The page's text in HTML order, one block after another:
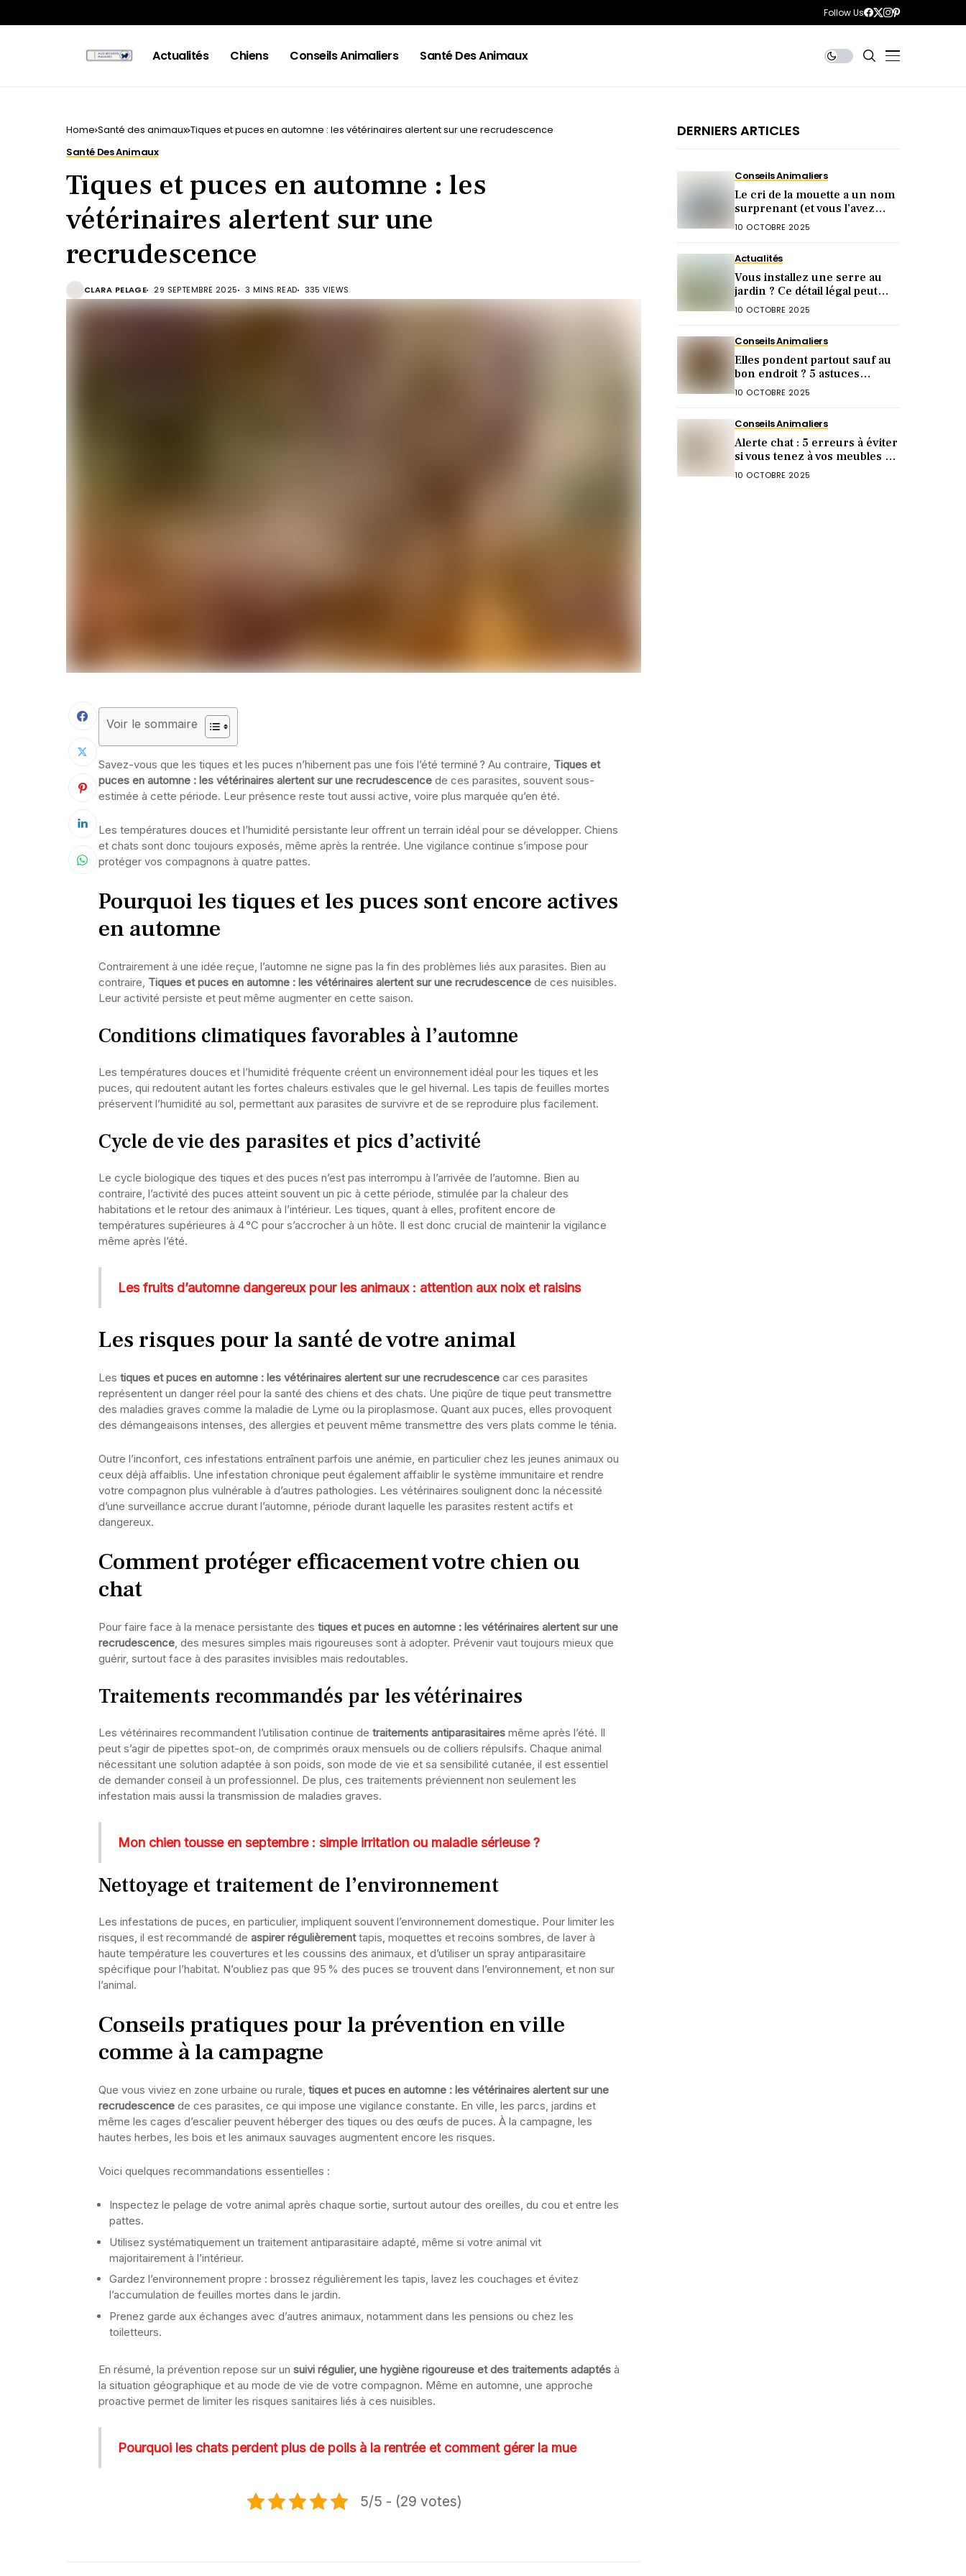
Follow Us
Actualités Chiens Conseils Animaliers Santé Des Animaux
Home Santé des animaux Tiques et puces en automne : les vétérinaires alertent sur une recrudescence
Santé Des Animaux
Tiques et puces en automne : les
vétérinaires alertent sur une
recrudescence
CLARA PELAGE 29 SEPTEMBRE 2025 3 MINS READ 335 VIEWS
Voir le sommaire
Savez-vous que les tiques et les puces n’hibernent pas une fois l’été terminé ? Au contraire, Tiques et
puces en automne : les vétérinaires alertent sur une recrudescence de ces parasites, souvent sous-
estimée à cette période. Leur présence reste tout aussi active, voire plus marquée qu’en été.
Les températures douces et l’humidité persistante leur offrent un terrain idéal pour se développer. Chiens
et chats sont donc toujours exposés, même après la rentrée. Une vigilance continue s’impose pour
protéger vos compagnons à quatre pattes.
Pourquoi les tiques et les puces sont encore actives
en automne
Contrairement à une idée reçue, l’automne ne signe pas la fin des problèmes liés aux parasites. Bien au
contraire, Tiques et puces en automne : les vétérinaires alertent sur une recrudescence de ces nuisibles.
Leur activité persiste et peut même augmenter en cette saison.
Conditions climatiques favorables à l’automne
Les températures douces et l’humidité fréquente créent un environnement idéal pour les tiques et les
puces, qui redoutent autant les fortes chaleurs estivales que le gel hivernal. Les tapis de feuilles mortes
préservent l’humidité au sol, permettant aux parasites de survivre et de se reproduire plus facilement.
Cycle de vie des parasites et pics d’activité
Le cycle biologique des tiques et des puces n’est pas interrompu à l’arrivée de l’automne. Bien au
contraire, l’activité des puces atteint souvent un pic à cette période, stimulée par la chaleur des
habitations et le retour des animaux à l’intérieur. Les tiques, quant à elles, profitent encore de
températures supérieures à 4 °C pour s’accrocher à un hôte. Il est donc crucial de maintenir la vigilance
même après l’été.
Les fruits d’automne dangereux pour les animaux : attention aux noix et raisins
Les risques pour la santé de votre animal
Les tiques et puces en automne : les vétérinaires alertent sur une recrudescence car ces parasites
représentent un danger réel pour la santé des chiens et des chats. Une piqûre de tique peut transmettre
des maladies graves comme la maladie de Lyme ou la piroplasmose. Quant aux puces, elles provoquent
des démangeaisons intenses, des allergies et peuvent même transmettre des vers plats comme le ténia.
Outre l’inconfort, ces infestations entraînent parfois une anémie, en particulier chez les jeunes animaux ou
ceux déjà affaiblis. Une infestation chronique peut également affaiblir le système immunitaire et rendre
votre compagnon plus vulnérable à d’autres pathologies. Les vétérinaires soulignent donc la nécessité
d’une surveillance accrue durant l’automne, période durant laquelle les parasites restent actifs et
dangereux.
Comment protéger efficacement votre chien ou
chat
Pour faire face à la menace persistante des tiques et puces en automne : les vétérinaires alertent sur une
recrudescence, des mesures simples mais rigoureuses sont à adopter. Prévenir vaut toujours mieux que
guérir, surtout face à des parasites invisibles mais redoutables.
Traitements recommandés par les vétérinaires
Les vétérinaires recommandent l’utilisation continue de traitements antiparasitaires même après l’été. Il
peut s’agir de pipettes spot-on, de comprimés oraux mensuels ou de colliers répulsifs. Chaque animal
nécessitant une solution adaptée à son poids, son mode de vie et sa sensibilité cutanée, il est essentiel
de demander conseil à un professionnel. De plus, ces traitements préviennent non seulement les
infestation mais aussi la transmission de maladies graves.
Mon chien tousse en septembre : simple irritation ou maladie sérieuse ?
Nettoyage et traitement de l’environnement
Les infestations de puces, en particulier, impliquent souvent l’environnement domestique. Pour limiter les
risques, il est recommandé de aspirer régulièrementtapis, moquettes et recoins sombres, de laver à
haute température les couvertures et les coussins des animaux, et d’utiliser un spray antiparasitaire
spécifique pour l’habitat. N’oubliez pas que 95 % des puces se trouvent dans l’environnement, et non sur
l’animal.
Conseils pratiques pour la prévention en ville
comme à la campagne
Que vous viviez en zone urbaine ou rurale, tiques et puces en automne : les vétérinaires alertent sur une
recrudescence de ces parasites, ce qui impose une vigilance constante. En ville, les parcs, jardins et
même les cages d’escalier peuvent héberger des tiques ou des œufs de puces. À la campagne, les
hautes herbes, les bois et les animaux sauvages augmentent encore les risques.
Voici quelques recommandations essentielles :
Inspectez le pelage de votre animal après chaque sortie, surtout autour des oreilles, du cou et entre les
pattes.
Utilisez systématiquement un traitement antiparasitaire adapté, même si votre animal vit
majoritairement à l’intérieur.
Gardez l’environnement propre : brossez régulièrement les tapis, lavez les couchages et évitez
l’accumulation de feuilles mortes dans le jardin.
Prenez garde aux échanges avec d’autres animaux, notamment dans les pensions ou chez les
toiletteurs.
En résumé, la prévention repose sur un suivi régulier, une hygiène rigoureuse et des traitements adaptés à
la situation géographique et au mode de vie de votre compagnon. Même en automne, une approche
proactive permet de limiter les risques sanitaires liés à ces nuisibles.
Pourquoi les chats perdent plus de poils à la rentrée et comment gérer la mue
5/5 - (29 votes)
DERNIERS ARTICLES
Conseils Animaliers
Le cri de la mouette a un nom
surprenant (et vous l’avez
sûrement déjà entendu) !
10 OCTOBRE 2025
Actualités
Vous installez une serre au
jardin ? Ce détail légal peut
tout faire capoter !
10 OCTOBRE 2025
Conseils Animaliers
Elles pondent partout sauf au
bon endroit ? 5 astuces
imparables pour les guider au
10 OCTOBRE 2025
Conseils Animaliers
Alerte chat : 5 erreurs à éviter
si vous tenez à vos meubles (et
vos voisins) !
10 OCTOBRE 2025